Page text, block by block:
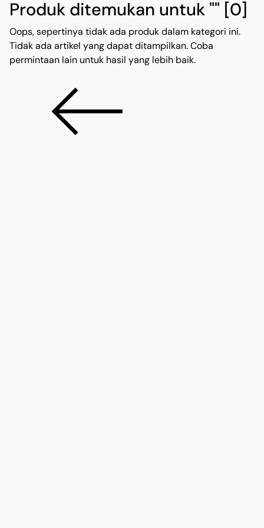
Produk ditemukan untuk "" [0]
Oops, sepertinya tidak ada produk dalam kategori ini.
Tidak ada artikel yang dapat ditampilkan. Coba
permintaan lain untuk hasil yang lebih baik.